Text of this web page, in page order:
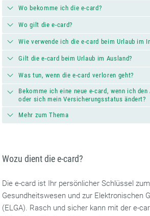
Wo bekomme ich die e-card?
Wo gilt die e-card?
Wie verwende ich die e-card beim Urlaub im
Gilt die e-card beim Urlaub im Ausland?
Was tun, wenn die e-card verloren geht?
Bekomme ich eine neue e-card, wenn ich
oder sich mein Versicherungsstatus ändert?
Mehr zum Thema
Wozu dient die e-card?
Die e-card ist Ihr persönlicher Schlüssel
Gesundheitswesen und zur Elektronischen
(ELGA). Rasch und sicher kann mit der e-